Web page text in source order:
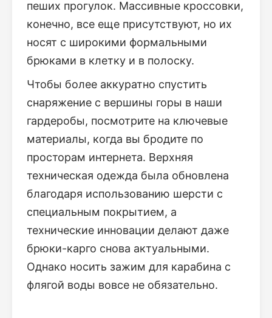
пеших прогулок. Массивные кроссовки,
конечно, все еще присутствуют, но их
носят с широкими формальными
брюками в клетку и в полоску.
Чтобы более аккуратно спустить
снаряжение с вершины горы в наши
гардеробы, посмотрите на ключевые
материалы, когда вы бродите по
просторам интернета. Верхняя
техническая одежда была обновлена ​​
благодаря использованию шерсти с
специальным покрытием, а
технические инновации делают даже
брюки-карго снова актуальными.
Однако носить зажим для карабина с
флягой воды вовсе не обязательно.